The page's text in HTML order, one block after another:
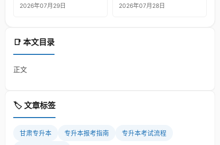
📑 本文目录
正文
🏷️ 文章标签
甘肃专升本 专升本报考指南 专升本考试流程
2026年07月29日 2026年07月28日